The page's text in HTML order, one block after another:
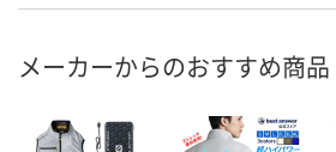
メーカーからのおすすめ商品